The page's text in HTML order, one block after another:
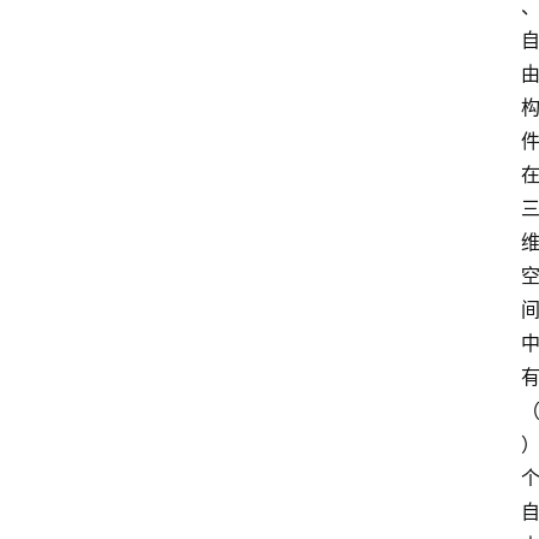
、
自
由
构
件
在
三
维
空
间
中
有
（
）
个
自